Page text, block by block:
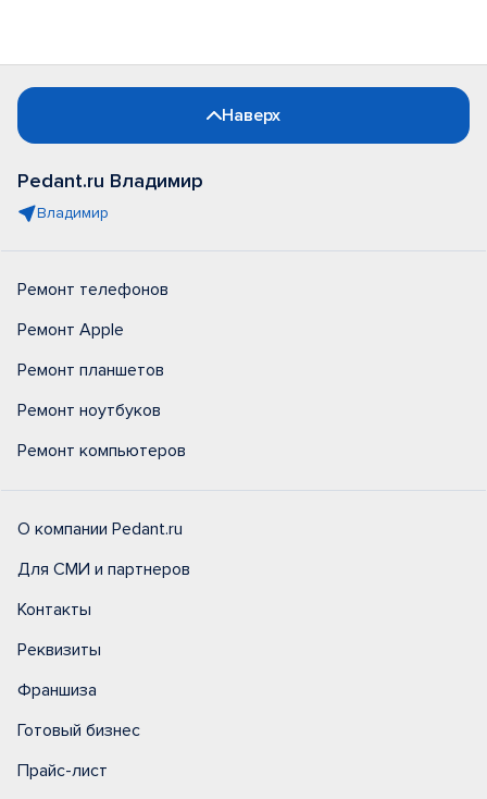
Наверх
Pedant.ru Владимир
Владимир
Ремонт телефонов
Ремонт Apple
Ремонт планшетов
Ремонт ноутбуков
Ремонт компьютеров
О компании Pedant.ru
Для СМИ и партнеров
Контакты
Реквизиты
Франшиза
Готовый бизнес
Прайс-лист